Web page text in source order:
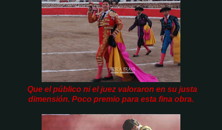
Que el público ni el juez valoraron en su justa
dimensión. Poco premio para esta fina obra.